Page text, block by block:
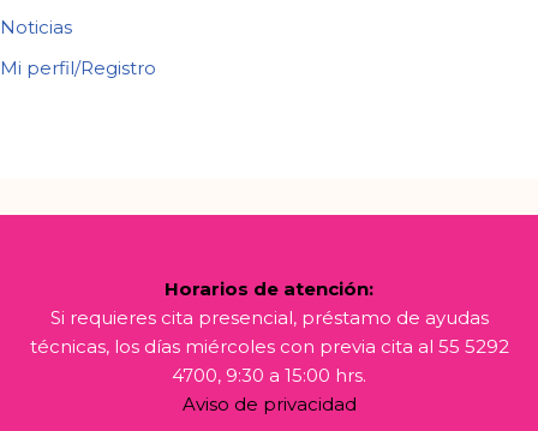
Noticias
Mi perfil/Registro
Horarios de atención:
Si requieres cita presencial, préstamo de ayudas
técnicas, los días miércoles con previa cita al 55 5292
4700, 9:30 a 15:00 hrs.
Aviso de privacidad